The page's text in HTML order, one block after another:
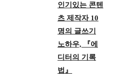
인기있는 콘텐
츠 제작자 10
명의 글쓰기
노하우, 『에
디터의 기록
법』